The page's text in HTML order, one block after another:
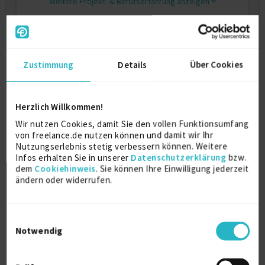
Zustimmung Details Über Cookies
Herzlich Willkommen!
Wir nutzen Cookies, damit Sie den vollen Funktionsumfang
von freelance.de nutzen können und damit wir Ihr
Nutzungserlebnis stetig verbessern können. Weitere
Infos erhalten Sie in unserer Datenschutzerklärung bzw.
dem Cookiehinweis. Sie können Ihre Einwilligung jederzeit
ändern oder widerrufen.
Notwendig
Berufsfachschule für Metalltechnik
1996
Carl-Zuckmayer-Realschule
1993
Pestalozzi Grundschule